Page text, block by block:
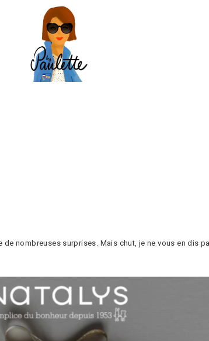
nombreuses surprises. Mais chut, je ne vous en dis